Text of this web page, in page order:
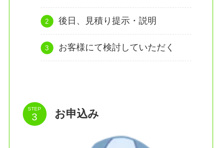
後日、見積り提示・説明
お客様にて検討していただく
STEP お申込み